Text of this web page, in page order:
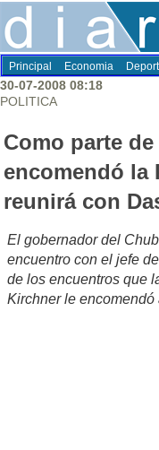
Principal Economia
30-07-2008 08:18
POLITICA
Como parte
encomendó la
reunirá con
El gobernador del
encuentro con el jefe
de los encuentros que
Kirchner le